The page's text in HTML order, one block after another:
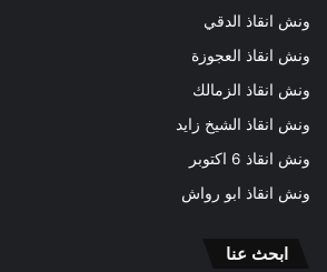
ونش انقاذ الدقي
ونش انقاذ العجوزة
ونش انقاذ الزمالك
ونش انقاذ الشيخ زايد
ونش انقاذ 6 اكتوبر
ونش انقاذ ابو رواش
ابحث عنا